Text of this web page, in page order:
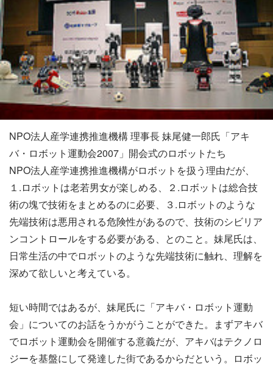
NPO法人産学連携推進機構 理事長 妹尾健一郎氏「アキ
バ・ロボット運動会2007」開会式のロボットたち
NPO法人産学連携推進機構がロボットを扱う理由だが、
１.ロボットは老若男女が楽しめる、２.ロボットは総合技
術の塊で技術をまとめるのに必要、３.ロボットのような
先端技術は悪用される危険性があるので、技術のシビリア
ンコントロールをする必要がある、とのこと。妹尾氏は、
日常生活の中でロボットのような先端技術に触れ、理解を
深めて欲しいと考えている。
短い時間ではあるが、妹尾氏に「アキバ・ロボット運動
会」についてのお話をうかがうことができた。まずアキバ
でロボット運動会を開催する意義だが、アキバはテクノロ
ジーを基盤にして発達した街であるからだという。ロボッ